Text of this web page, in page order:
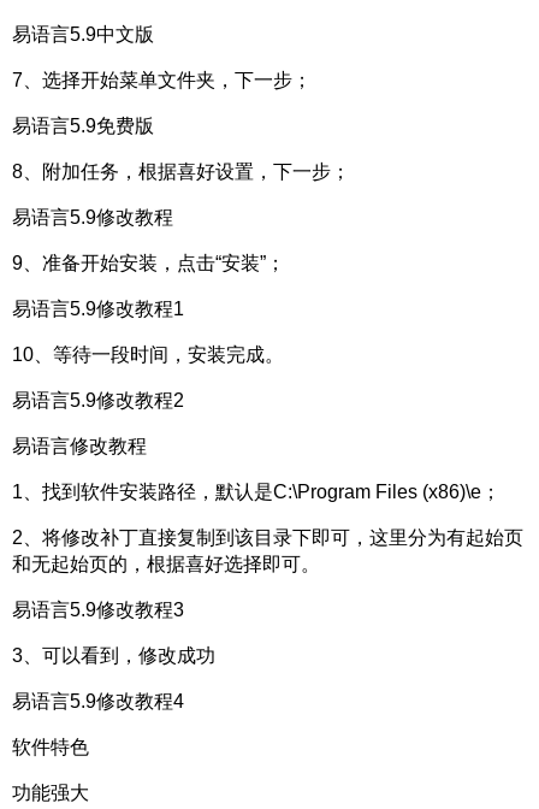
易语言5.9中文版
7、选择开始菜单文件夹，下一步；
易语言5.9免费版
8、附加任务，根据喜好设置，下一步；
易语言5.9修改教程
9、准备开始安装，点击“安装”；
易语言5.9修改教程1
10、等待一段时间，安装完成。
易语言5.9修改教程2
易语言修改教程
1、找到软件安装路径，默认是C:\Program Files (x86)\e；
2、将修改补丁直接复制到该目录下即可，这里分为有起始页
和无起始页的，根据喜好选择即可。
易语言5.9修改教程3
3、可以看到，修改成功
易语言5.9修改教程4
软件特色
功能强大